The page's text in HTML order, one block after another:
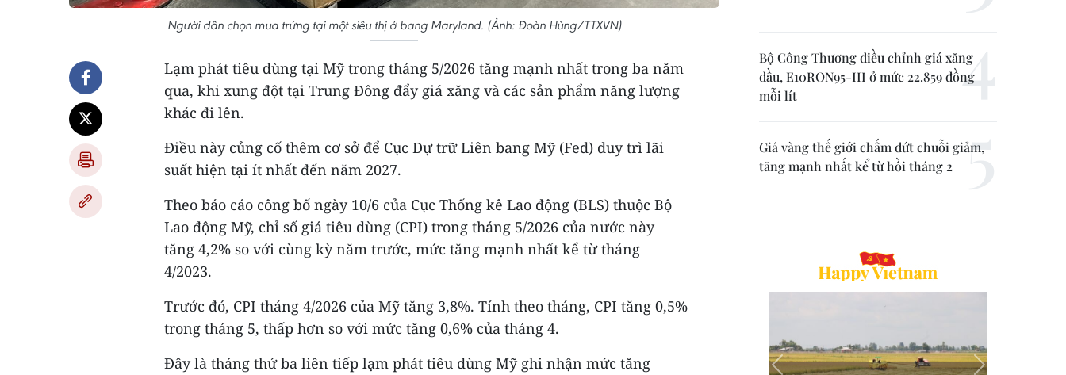
Người dân chọn mua trứng tại một siêu thị ở bang Maryland. (Ảnh: Đoàn Hùng/TTXVN)
Lạm phát tiêu dùng tại Mỹ trong tháng 5/2026 tăng mạnh nhất trong ba năm
qua, khi xung đột tại Trung Đông đẩy giá xăng và các sản phẩm năng lượng
khác đi lên.
Điều này củng cố thêm cơ sở để Cục Dự trữ Liên bang Mỹ (Fed) duy trì lãi
suất hiện tại ít nhất đến năm 2027.
Theo báo cáo công bố ngày 10/6 của Cục Thống kê Lao động (BLS) thuộc Bộ
Lao động Mỹ, chỉ số giá tiêu dùng (CPI) trong tháng 5/2026 của nước này
tăng 4,2% so với cùng kỳ năm trước, mức tăng mạnh nhất kể từ tháng
4/2023.
Trước đó, CPI tháng 4/2026 của Mỹ tăng 3,8%. Tính theo tháng, CPI tăng 0,5%
trong tháng 5, thấp hơn so với mức tăng 0,6% của tháng 4.
Đây là tháng thứ ba liên tiếp lạm phát tiêu dùng Mỹ ghi nhận mức tăng
Bộ Công Thương điều chỉnh giá xăng
dầu, E10RON95-III ở mức 22.859 đồng
mỗi lít
Giá vàng thế giới chấm dứt chuỗi giảm,
tăng mạnh nhất kể từ hồi tháng 2